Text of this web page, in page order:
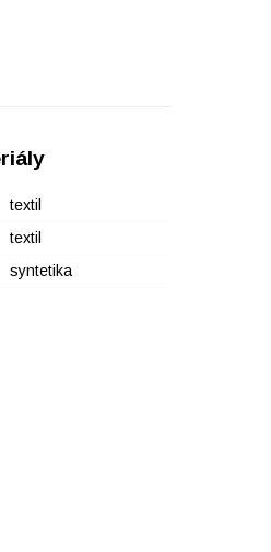
textil
textil
syntetika